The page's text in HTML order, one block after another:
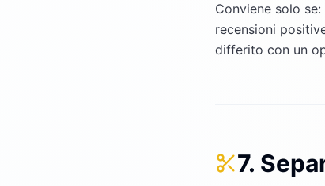
Conviene solo
recensioni
differito con un
7.